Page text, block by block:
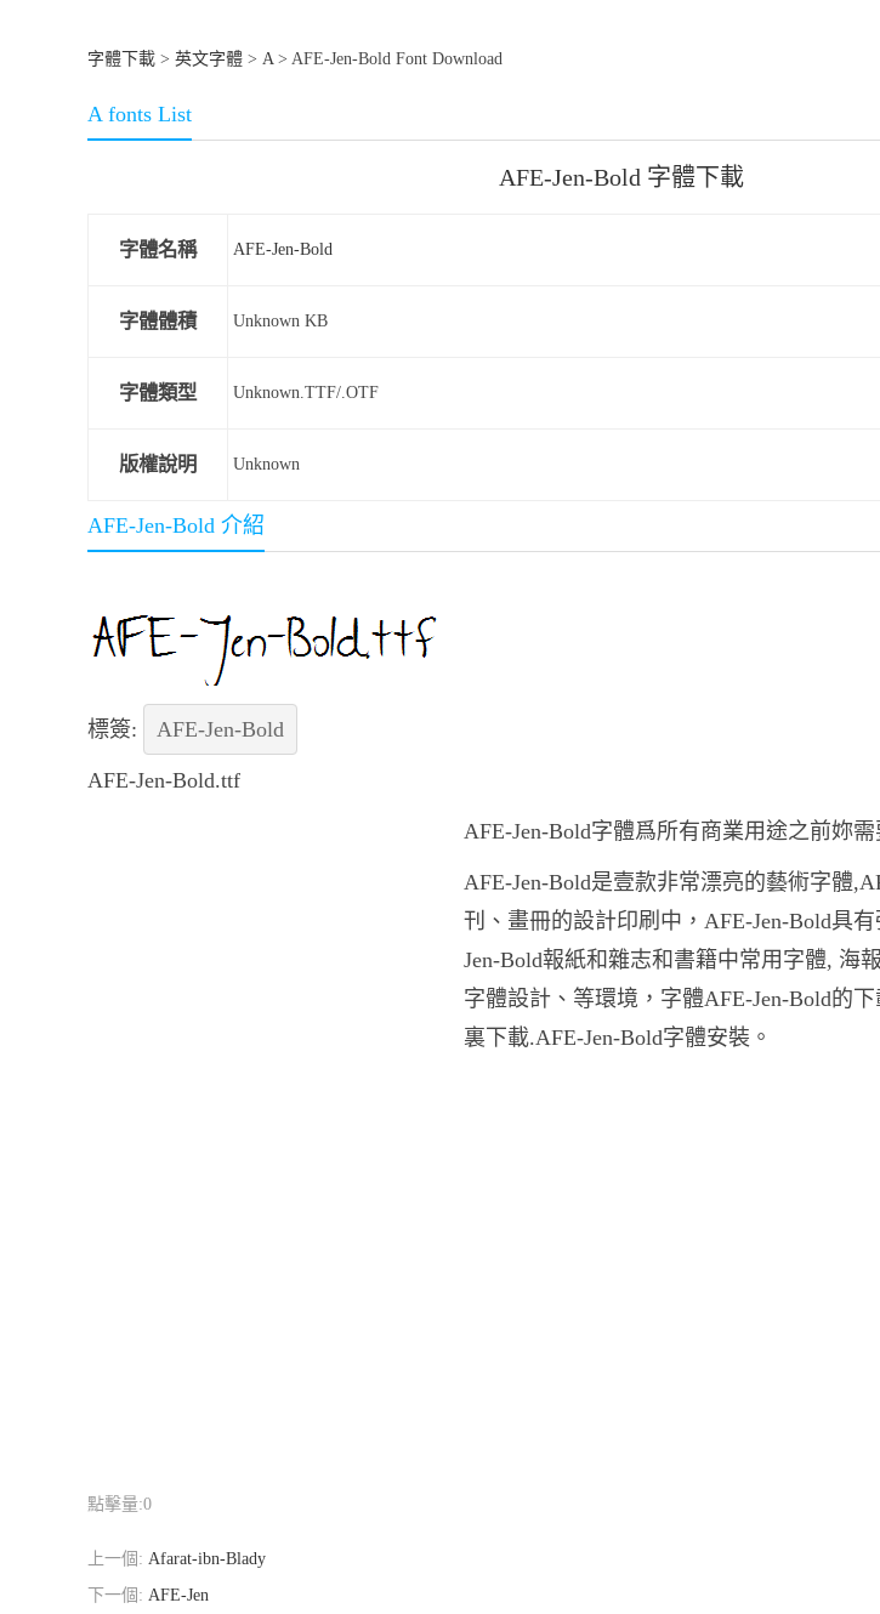
字體下載 > 英文字體 > A> AFE-Jen-Bold Font Download
A fonts List
AFE-Jen-Bold 字體下載
字體名稱 AFE-Jen-Bold
字體體積 Unknown KB
字體類型 Unknown.TTF/.OTF
版權說明 Unknown
AFE-Jen-Bold 介紹
標簽: AFE-Jen-Bold
AFE-Jen-Bold.ttf
AFE-Jen-Bold字體爲所有商業用途之前妳
AFE-Jen-Bold是壹款非常漂亮的藝術字體
刊、畫冊的設計印刷中，AFE-Jen-Bold具
Jen-Bold報紙和雜志和書籍中常用字體, 海
字體設計、等環境，字體AFE-Jen-Bold的
裏下載.AFE-Jen-Bold字體安裝。
點擊量:0
上一個: Afarat-ibn-Blady
下一個: AFE-Jen